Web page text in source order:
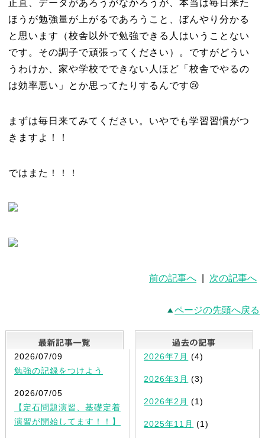
正直、データがあろうがなかろうが、本当は毎日来た
ほうが勉強量が上がるであろうこと、ぼんやり分かる
と思います（校舎以外で勉強できる人はいうことない
です。その調子で頑張ってください）。ですがどうい
うわけか、家や学校でできない人ほど「校舎でやるの
は効率悪い」とか思ってたりするんです😢
まずは毎日来てみてください。いやでも学習習慣がつ
きますよ！！
ではまた！！！
前の記事へ 次の記事へ
ページの先頭へ戻る
最新記事一覧
2026/07/09
勉強の記録をつけよう
2026/07/05
【定石問題演習、基礎定着
演習が開始してます！！】
2026年7月 (4)
2026年3月 (3)
2026年2月 (1)
2025年11月 (1)